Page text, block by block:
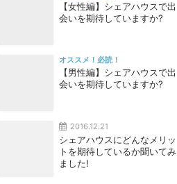
【女性編】シェアハウスで出
会いを期待していますか?
オススメ！必読！
【男性編】シェアハウスで出
会いを期待していますか?
2016.12.21
シェアハウスにどんなメリッ
トを期待しているか聞いてみ
ました!